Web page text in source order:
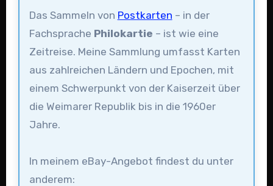
Das Sammeln von Postkarten – in der
Fachsprache Philokartie – ist wie eine
Zeitreise. Meine Sammlung umfasst Karten
aus zahlreichen Ländern und Epochen, mit
einem Schwerpunkt von der Kaiserzeit über
die Weimarer Republik bis in die 1960er
Jahre.
In meinem eBay-Angebot findest du unter
anderem: